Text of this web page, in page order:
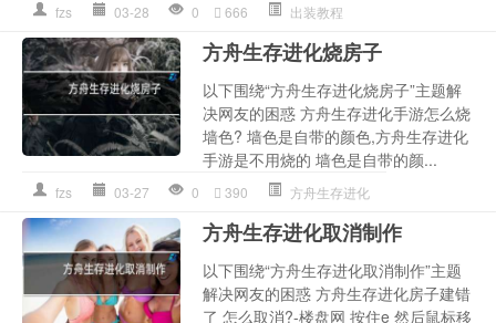
fzs 03-28 0 666 出装教程
方舟生存进化烧房子
以下围绕“方舟生存进化烧房子”主题解
决网友的困惑 方舟生存进化手游怎么烧
墙色? 墙色是自带的颜色,方舟生存进化
手游是不用烧的 墙色是自带的颜...
fzs 03-27 0 390 方舟生存进化
方舟生存进化取消制作
以下围绕“方舟生存进化取消制作”主题
解决网友的困惑 方舟生存进化房子建错
了 怎么取消?-楼盘网 按住e 然后鼠标移